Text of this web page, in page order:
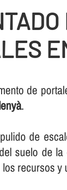
de
.
de
suelo de
recursos y